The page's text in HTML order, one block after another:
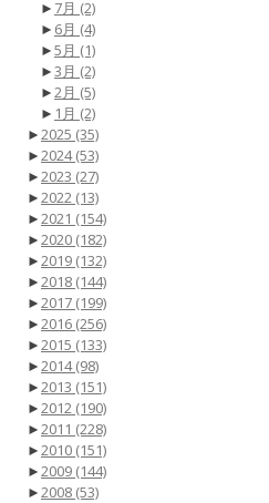
► 7月 (2)
► 6月 (4)
►5月 (1)
►3月 (2)
►2月 (5)
► 1月 (2)
►2025 (35)
►2024(53)
►2023 (27)
►2022 (13)
►2021 (154)
►2020 (182)
►2019 (132)
►2018 (144)
►2017 (199)
►2016 (256)
►2015 (133)
►2014(98)
►2013 (151)
►2012 (190)
►2011 (228)
►2010 (151)
►2009 (144)
►2008 (53)